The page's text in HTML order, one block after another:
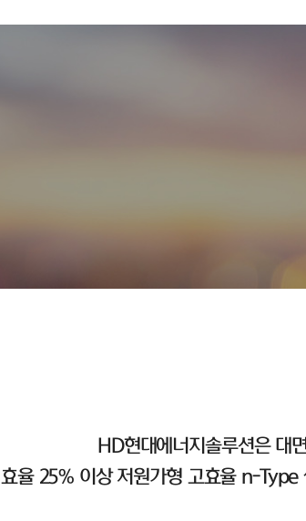
HD현대에너지솔루션은 대
효율 25% 이상 저원가형 고효율 n-Type